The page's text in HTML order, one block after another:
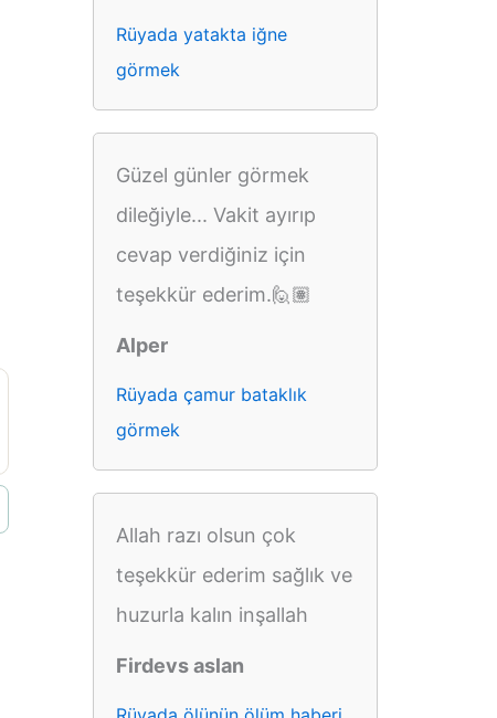
Rüyada yatakta iğne
görmek
Güzel günler görmek
dileğiyle... Vakit ayırıp
cevap verdiğiniz için
teşekkür ederim.🙋🏽
Alper
Rüyada çamur bataklık
görmek
Allah razı olsun çok
teşekkür ederim sağlık ve
huzurla kalın inşallah
Firdevs aslan